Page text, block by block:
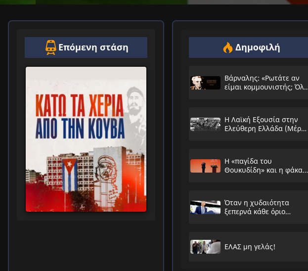
Επόμενη στάση Δημοφιλή
Βάρναλης: «Ρωτάτε αν
είμαι κομμουνιστής; Όλο
Η Λαϊκή Εξουσία στην
Ελεύθερη Ελλάδα (Μέρος
Η «παγίδα του
Θουκυδίδη» και η φάκα
Όταν η χυδαιότητα
ξεπερνά κάθε όριο…
ΕΛΑΣ μη γελάς!